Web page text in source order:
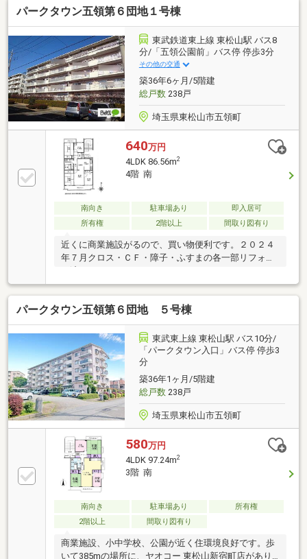
パークタウン五領第６団地１号棟
東武鉄道東上線 東松山駅 バス8
分/「五領公園前」バス停 停歩3分
その他の交通
築36年6ヶ月/5階建
総戸数238戸
埼玉県東松山市五領町
640万円
4LDK 86.56m2
4階 南
南向き 駐車場あり
即入居可
所有権
2階以上 間取り図有り
近くに商業施設がるので、買い物便利です。２０２４
年７月クロス・ＣＦ・障子・ふすまの各一部リフォー
パークタウン五領第６団地 ５号棟
東武東上線 東松山駅 バス10分/
「パークタウン入口」バス停 停歩3
分
築36年1ヶ月/5階建
総戸数238戸
埼玉県東松山市五領町
580万円
4LDK 97.24m2
3階 南
南向き 駐車場あり
所有権
2階以上
間取り図有り
商業施設、小中学校、公園が近く住環境良好です。歩
いて385mの場所に、ヤオコー 東松山新宿町店があり